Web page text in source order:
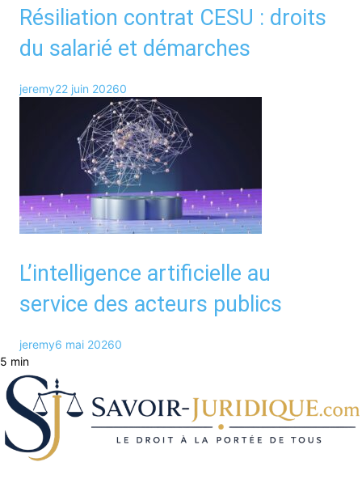
Résiliation contrat CESU : droits
du salarié et démarches
jeremy22 juin 20260
L’intelligence artificielle au
service des acteurs publics
jeremy6 mai 20260
5 min